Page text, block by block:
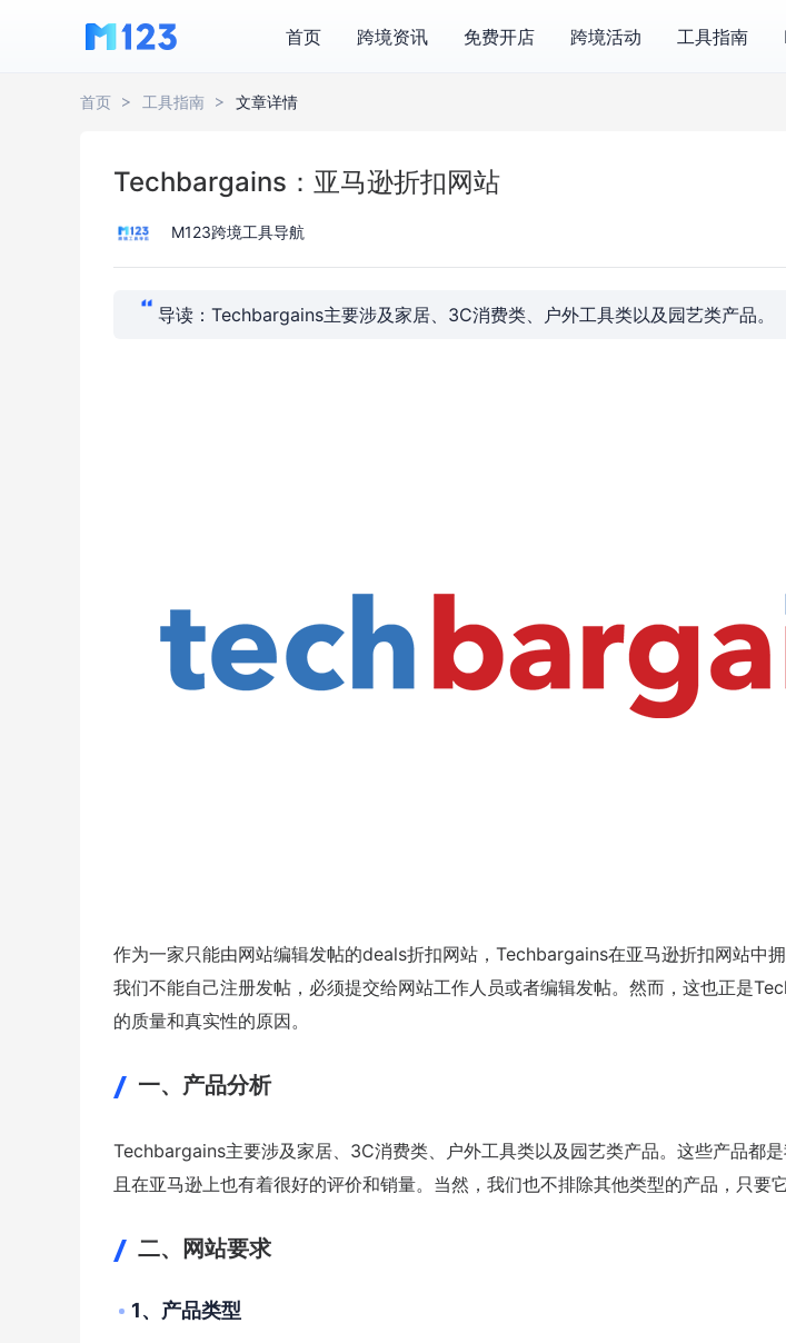
首页 跨境资讯 免费开店 跨境活动 工具指南
首页 工具指南 文章详情
Techbargains：亚马逊折扣网站
M123跨境工具导航
导读：Techbargains主要涉及家居、3C消费类、户外工具类以及园艺类产品。
作为一家只能由网站编辑发帖的deals折扣网站，Techbargains在亚马逊折扣网站中
我们不能自己注册发帖，必须提交给网站工作人员或者编辑发帖。然而，这也正是
的质量和真实性的原因。
一、产品分析
Techbargains主要涉及家居、3C消费类、户外工具类以及园艺类产品。这些产品都
且在亚马逊上也有着很好的评价和销量。当然，我们也不排除其他类型的产品，只要
二、网站要求
1、产品类型